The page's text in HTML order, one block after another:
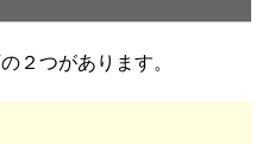
２つがあります。